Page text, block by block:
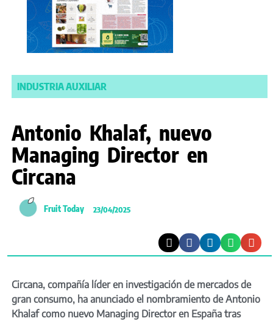
INDUSTRIA AUXILIAR
Antonio Khalaf, nuevo
Managing Director en
Circana
Fruit Today 23/04/2025
Circana, compañía líder en investigación de mercados de
gran consumo, ha anunciado el nombramiento de Antonio
Khalaf como nuevo Managing Director en España tras